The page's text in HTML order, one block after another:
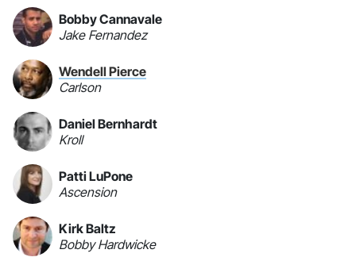
Bobby Cannavale
Jake Fernandez
Wendell Pierce
Carlson
Daniel Bernhardt
Kroll
Patti LuPone
Ascension
Kirk Baltz
Bobby Hardwicke